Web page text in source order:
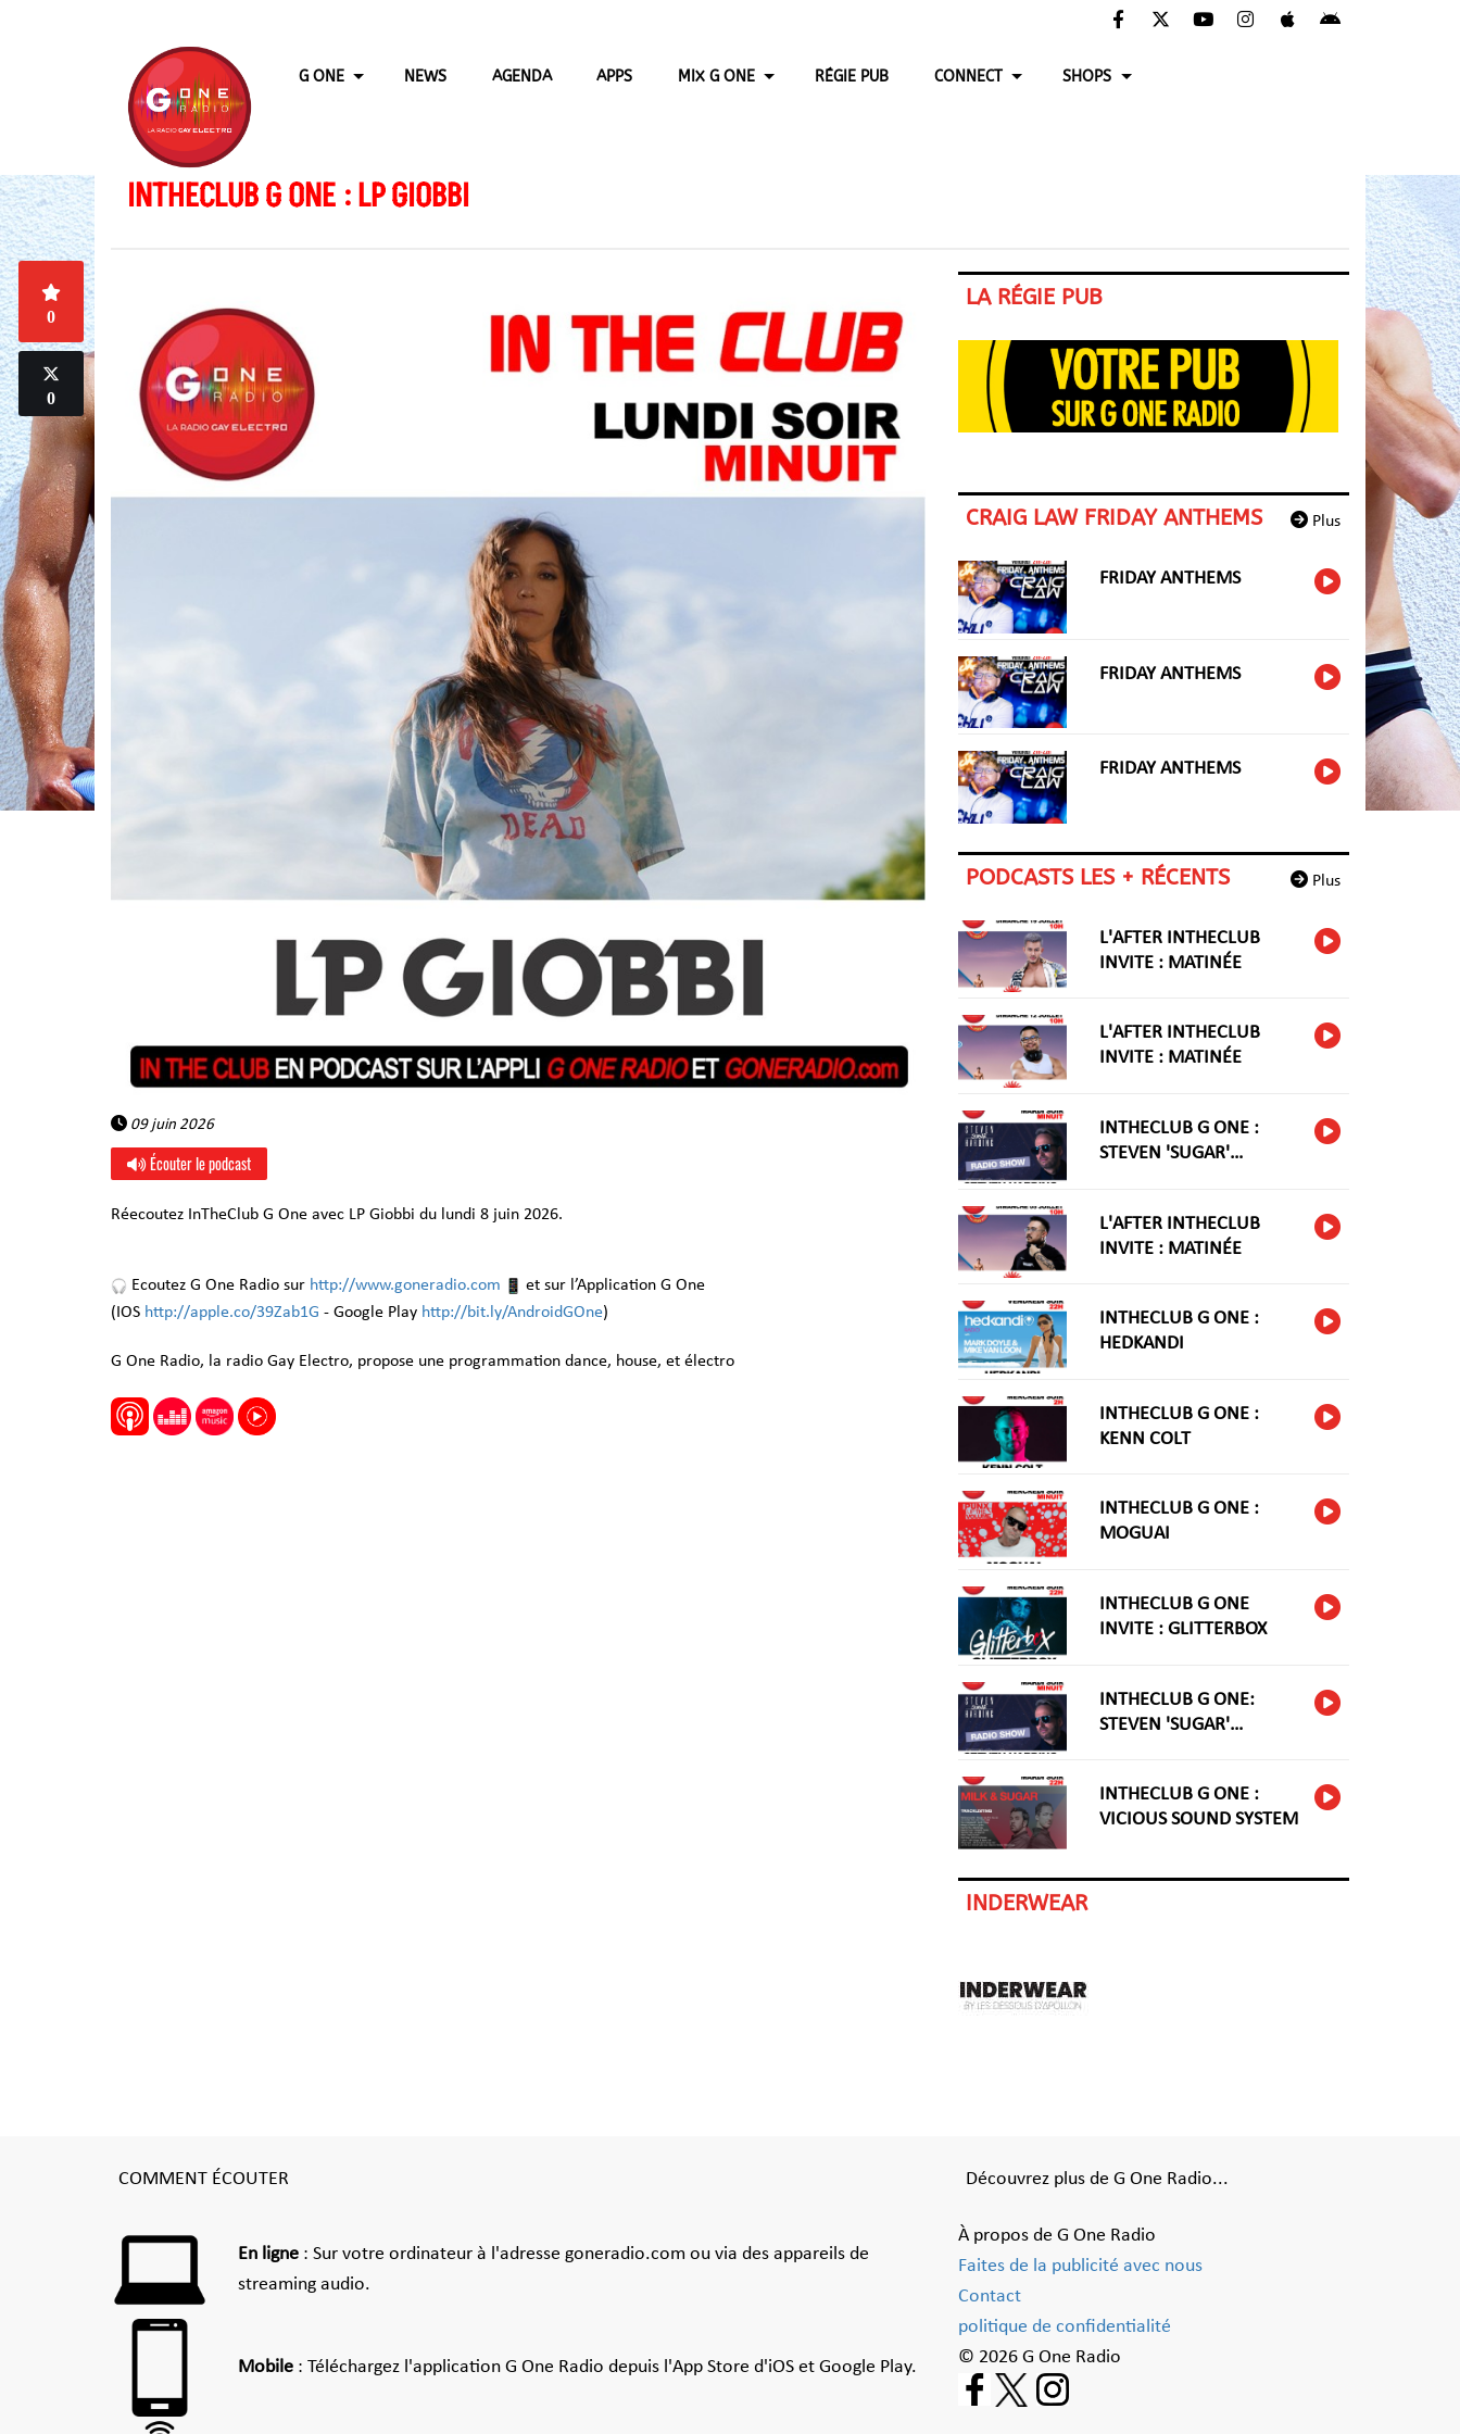
G ONE NEWS AGENDA APPS MIX G ONE RÉGIE PUB CONNECT SHOPS
INTHECLUB G ONE : LP GIOBBI
0
0
09 juin 2026
Écouter le podcast
Réecoutez InTheClub G One avec LP Giobbi du lundi 8 juin 2026.
Ecoutez G One Radio sur http://www.goneradio.com
et sur l’Application G One
(IOS http://apple.co/39Zab1G - Google Play http://bit.ly/AndroidGOne)
G One Radio, la radio Gay Electro, propose une programmation dance, house, et électro
LA RÉGIE PUB
Plus
CRAIG LAW FRIDAY ANTHEMS
FRIDAY ANTHEMS
FRIDAY ANTHEMS
FRIDAY ANTHEMS
Plus
PODCASTS LES + RÉCENTS
L'AFTER INTHECLUB
INVITE : MATINÉE
L'AFTER INTHECLUB
INVITE : MATINÉE
INTHECLUB G ONE :
STEVEN 'SUGAR'
L'AFTER INTHECLUB
INVITE : MATINÉE
INTHECLUB G ONE :
HEDKANDI
INTHECLUB G ONE :
KENN COLT
INTHECLUB G ONE :
MOGUAI
INTHECLUB G ONE
INVITE : GLITTERBOX
INTHECLUB G ONE:
STEVEN 'SUGAR'
INTHECLUB G ONE :
VICIOUS SOUND SYSTEM
INDERWEAR
COMMENT ÉCOUTER
En ligne : Sur votre ordinateur à l'adresse goneradio.com ou via des appareils de
streaming audio.
Mobile : Téléchargez l'application G One Radio depuis l'App Store d'iOS et Google Play.
Découvrez plus de G One Radio...
À propos de G One Radio
Faites de la publicité avec nous
Contact
politique de confidentialité
© 2026 G One Radio